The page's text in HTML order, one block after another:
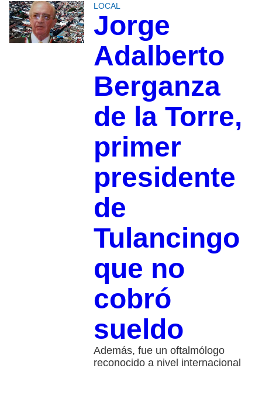
LOCAL
Jorge
Adalberto
Berganza
de la Torre,
primer
presidente
de
Tulancingo
que no
cobró
sueldo
Además, fue un oftalmólogo
reconocido a nivel internacional